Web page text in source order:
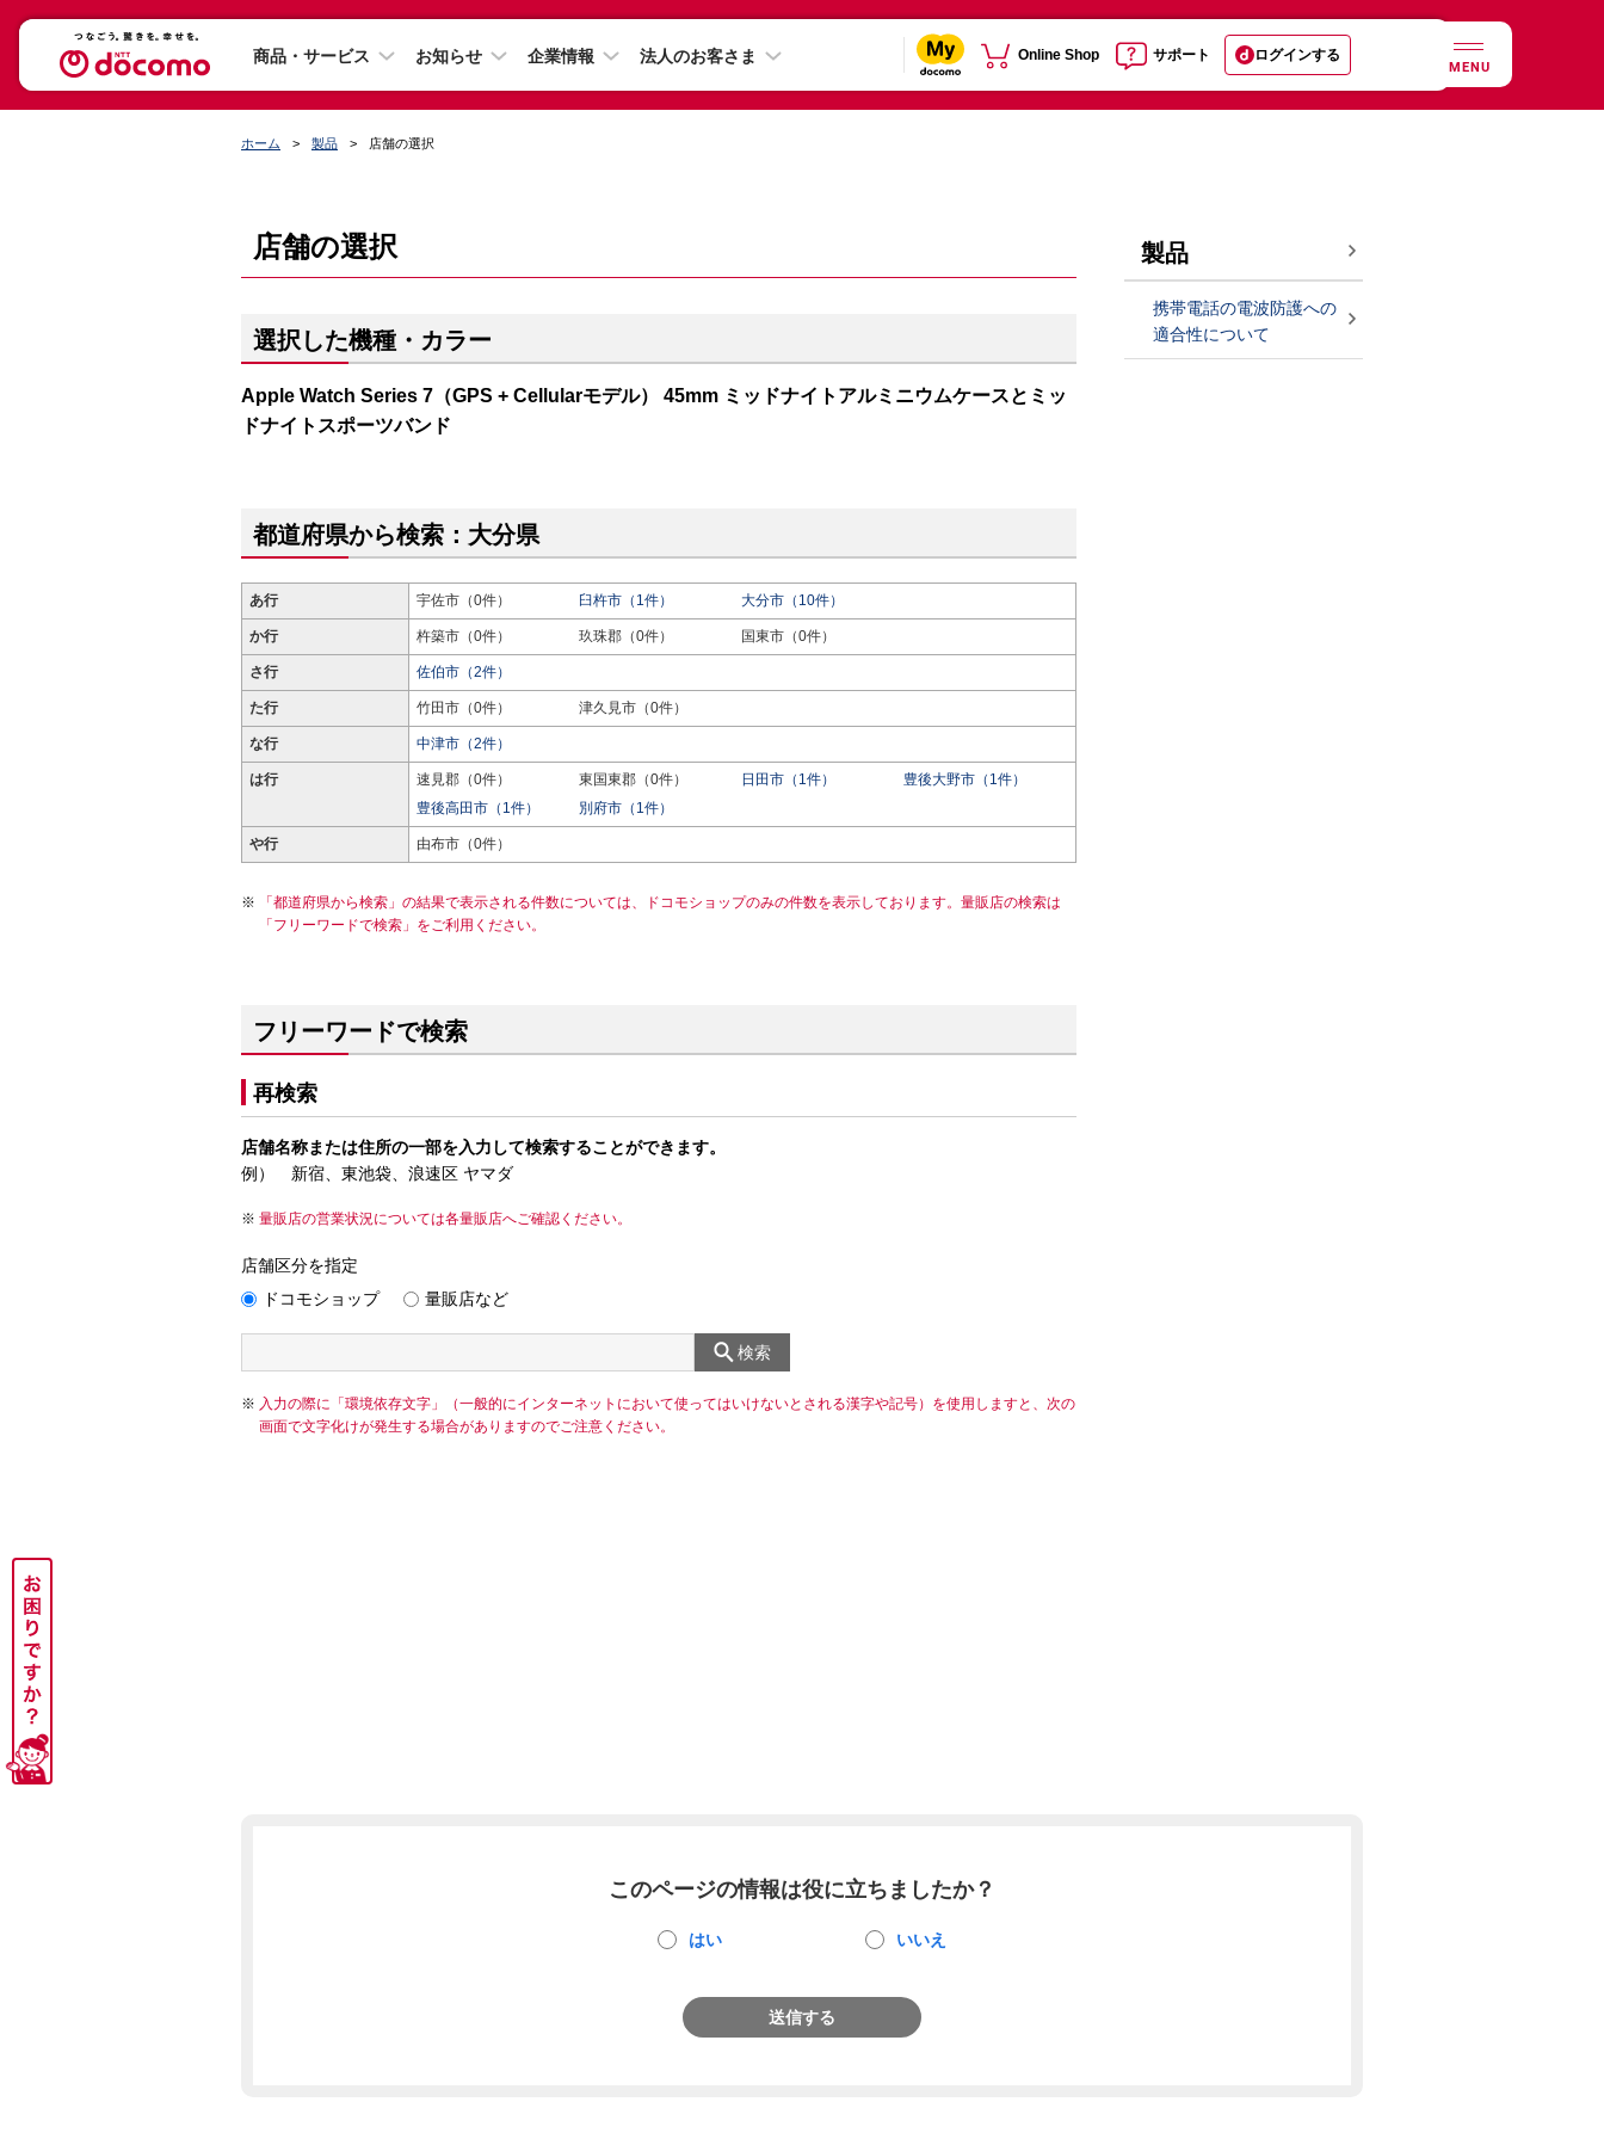
商品・サービス お知らせ 企業情報 法人のお客さま Online Shop サポート ログインする
MENU
ホーム 製品 店舗の選択
店舗の選択
選択した機種・カラー
Apple Watch Series 7（GPS + Cellularモデル） 45mm ミッドナイトアルミニウムケースとミッ
ドナイトスポーツバンド
都道府県から検索：大分県
あ行 宇佐市（0件） 臼杵市（1件） 大分市（10件）
か行 杵築市（0件） 玖珠郡（0件） 国東市（0件）
さ行 佐伯市（2件）
た行 竹田市（0件） 津久見市（0件）
な行 中津市（2件）
は行 速見郡（0件） 東国東郡（0件） 日田市（1件）
豊後大野市（1件）
豊後高田市（1件）
別府市（1件）
や行 由布市（0件）
「都道府県から検索」の結果で表示される件数については、ドコモショップのみの件数を表示しております。量販店の検索は
「フリーワードで検索」をご利用ください。
フリーワードで検索
再検索
店舗名称または住所の一部を入力して検索することができます。
例） 新宿、東池袋、浪速区 ヤマダ
量販店の営業状況については各量販店へご確認ください。
店舗区分を指定
ドコモショップ
量販店など
検索
入力の際に「環境依存文字」（一般的にインターネットにおいて使ってはいけないとされる漢字や記号）を使用しますと、次の
画面で文字化けが発生する場合がありますのでご注意ください。
製品
携帯電話の電波防護への
適合性について
このページの情報は役に立ちましたか？
はい いいえ
送信する